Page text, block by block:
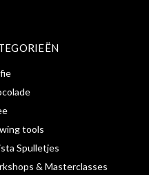
tools
Spulletjes
& Masterclasses